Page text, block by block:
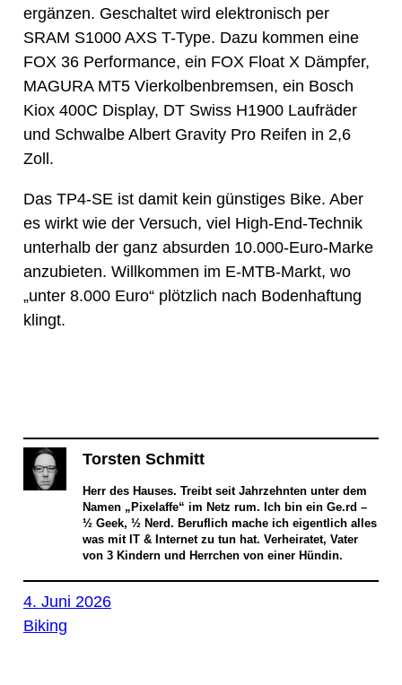
ergänzen. Geschaltet wird elektronisch per
SRAM S1000 AXS T-Type. Dazu kommen eine
FOX 36 Performance, ein FOX Float X Dämpfer,
MAGURA MT5 Vierkolbenbremsen, ein Bosch
Kiox 400C Display, DT Swiss H1900 Laufräder
und Schwalbe Albert Gravity Pro Reifen in 2,6
Zoll.
Das TP4-SE ist damit kein günstiges Bike. Aber
es wirkt wie der Versuch, viel High-End-Technik
unterhalb der ganz absurden 10.000-Euro-Marke
anzubieten. Willkommen im E-MTB-Markt, wo
„unter 8.000 Euro“ plötzlich nach Bodenhaftung
klingt.
Torsten Schmitt
Herr des Hauses. Treibt seit Jahrzehnten unter dem
Namen „Pixelaffe“ im Netz rum. Ich bin ein Ge.rd –
½ Geek, ½ Nerd. Beruflich mache ich eigentlich alles
was mit IT & Internet zu tun hat. Verheiratet, Vater
von 3 Kindern und Herrchen von einer Hündin.
4. Juni 2026
Biking